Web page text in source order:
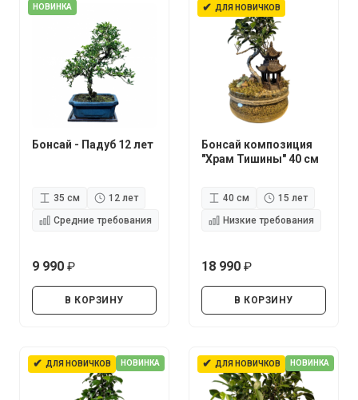
НОВИНКА
Бонсай - Падуб 12 лет
35 см
12 лет
Средние требования
9 990
В КОРЗИНУ
✔ ДЛЯ НОВИЧКОВ
Бонсай композиция
"Храм Тишины" 40 см
40 см
15 лет
Низкие требования
18 990
В КОРЗИНУ
✔ ДЛЯ НОВИЧКОВ НОВИНКА ✔ ДЛЯ НОВИЧКОВ НОВИНКА